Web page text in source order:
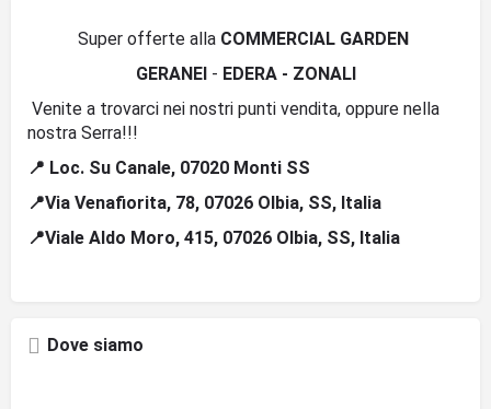
Super offerte alla COMMERCIAL GARDEN
GERANEI- EDERA - ZONALI
Venite a trovarci nei nostri punti vendita, oppure nella
nostra Serra!!!
📍 Loc. Su Canale, 07020 Monti SS
📍Via Venafiorita, 78, 07026 Olbia, SS, Italia
📍Viale Aldo Moro, 415, 07026 Olbia, SS, Italia
Dove siamo